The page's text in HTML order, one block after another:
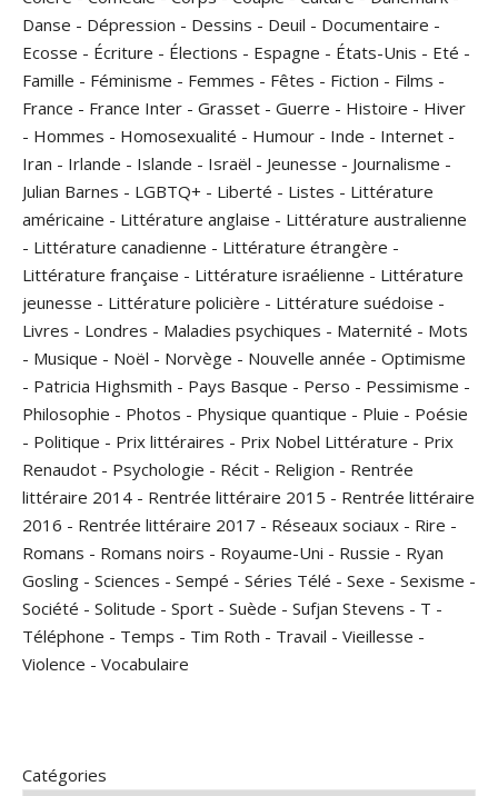
Danse - Dépression - Dessins - Deuil - Documentaire -
Ecosse - Écriture - Élections - Espagne - États-Unis - Eté -
Famille - Féminisme - Femmes - Fêtes - Fiction - Films -
France - France Inter - Grasset - Guerre - Histoire - Hiver
- Hommes - Homosexualité - Humour - Inde - Internet -
Iran - Irlande - Islande - Israël - Jeunesse - Journalisme -
Julian Barnes - LGBTQ+ - Liberté - Listes - Littérature
américaine - Littérature anglaise - Littérature australienne
- Littérature canadienne - Littérature étrangère -
Littérature française - Littérature israélienne - Littérature
jeunesse - Littérature policière - Littérature suédoise -
Livres - Londres - Maladies psychiques - Maternité - Mots
- Musique - Noël - Norvège - Nouvelle année - Optimisme
- Patricia Highsmith - Pays Basque - Perso - Pessimisme -
Philosophie - Photos - Physique quantique - Pluie - Poésie
- Politique - Prix littéraires - Prix Nobel Littérature - Prix
Renaudot - Psychologie - Récit - Religion - Rentrée
littéraire 2014 - Rentrée littéraire 2015 - Rentrée littéraire
2016 - Rentrée littéraire 2017 - Réseaux sociaux - Rire -
Romans - Romans noirs - Royaume-Uni - Russie - Ryan
Gosling - Sciences - Sempé - Séries Télé - Sexe - Sexisme -
Société - Solitude - Sport - Suède - Sufjan Stevens - T -
Téléphone - Temps - Tim Roth - Travail - Vieillesse -
Violence - Vocabulaire
Catégories